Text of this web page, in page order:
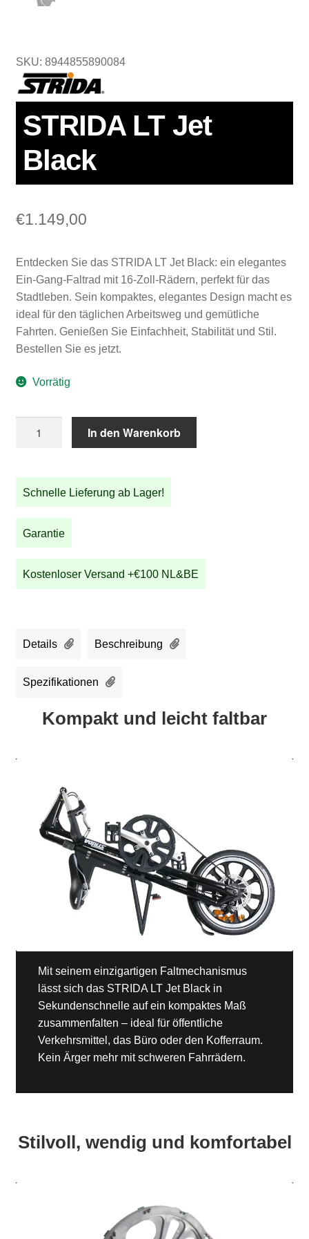
SKU: 8944855890084
STRIDA LT Jet
Black
€1.149,00
Entdecken Sie das STRIDA LT Jet Black: ein elegantes
Ein-Gang-Faltrad mit 16-Zoll-Rädern, perfekt für das
Stadtleben. Sein kompaktes, elegantes Design macht es
ideal für den täglichen Arbeitsweg und gemütliche
Fahrten. Genießen Sie Einfachheit, Stabilität und Stil.
Bestellen Sie es jetzt.
Vorrätig
Black
Menge
In den Warenkorb
Schnelle Lieferung ab Lager!
Garantie
Kostenloser Versand +€100 NL&BE
Details Beschreibung
Spezifikationen
Kompakt und leicht faltbar
Mit seinem einzigartigen Faltmechanismus
lässt sich das STRIDA LT Jet Black in
Sekundenschnelle auf ein kompaktes Maß
zusammenfalten – ideal für öffentliche
Verkehrsmittel, das Büro oder den Kofferraum.
Kein Ärger mehr mit schweren Fahrrädern.
Stilvoll, wendig und komfortabel